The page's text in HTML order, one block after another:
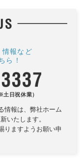
情報など
ら！
日祝休業）
報は、 弊社ホーム
いたします。
りますようお願い申